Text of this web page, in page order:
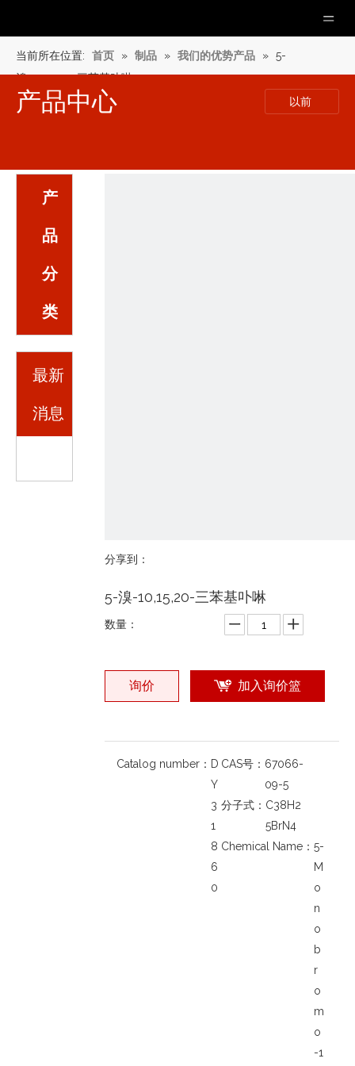
当前所在位置: 首页 » 制品 » 我们的优势产品 » 5-
溴-10,15,20-三苯基卟啉
产品中心 以前
产
品
分
类
最新
消息
分享到：
5-溴-10,15,20-三苯基卟啉
数量：
询价 加入询价篮
Catalog number： D
Y
3
1
8
6
0
CAS号： 67066-
09-5
分子式： C38H2
5BrN4
Chemical Name：5-
M
o
n
o
b
r
o
m
o
-1